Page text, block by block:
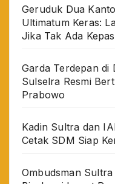
Geruduk Dua
Ultimatum Keras:
Jika Tak Ada
Garda Terdepan di
Sulselra Resmi
Prabowo
Kadin Sultra dan
Cetak SDM Siap
Ombudsman